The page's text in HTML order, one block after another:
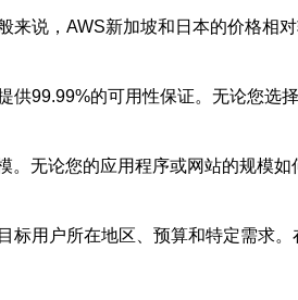
说，AWS新加坡和日本的价格相
99.99%的可用性保证。无论您选
无论您的应用程序或网站的规模
用户所在地区、预算和特定需求